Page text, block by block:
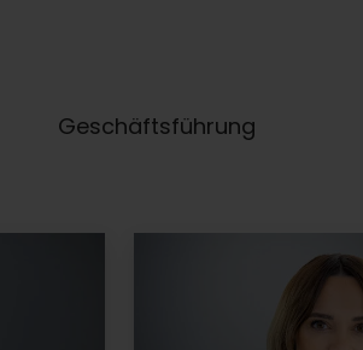
Geschäftsführung